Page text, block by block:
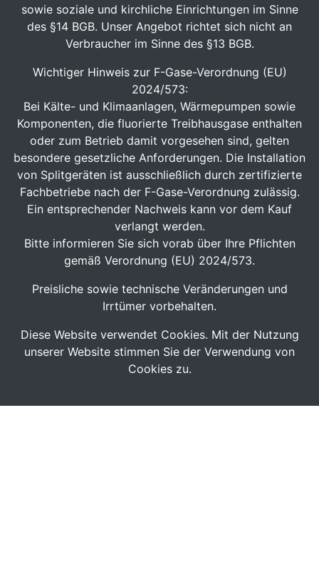
sowie soziale und kirchliche Einrichtungen im Sinne
des §14 BGB. Unser Angebot richtet sich nicht an
Verbraucher im Sinne des §13 BGB.
Wichtiger Hinweis zur F-Gase-Verordnung (EU)
2024/573:
Bei Kälte- und Klimaanlagen, Wärmepumpen sowie
Komponenten, die fluorierte Treibhausgase enthalten
oder zum Betrieb damit vorgesehen sind, gelten
besondere gesetzliche Anforderungen. Die Installation
von Splitgeräten ist ausschließlich durch zertifizierte
Fachbetriebe nach der F-Gase-Verordnung zulässig.
Ein entsprechender Nachweis kann vor dem Kauf
verlangt werden.
Bitte informieren Sie sich vorab über Ihre Pflichten
gemäß Verordnung (EU) 2024/573.
Preisliche sowie technische Veränderungen und
Irrtümer vorbehalten.
Diese Website verwendet Cookies. Mit der Nutzung
unserer Website stimmen Sie der Verwendung von
Cookies zu.